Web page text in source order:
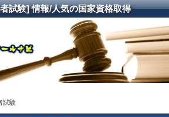
試験] 情報/人気の国家資格取得
試験